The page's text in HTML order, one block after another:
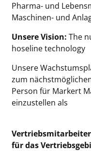
Pharma- und
Maschinen- und
Unsere Vision: The
hoseline technology
Unsere
zum
Person für Markert
einzustellen als
für das